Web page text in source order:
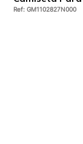
Ref:GM1102827N000